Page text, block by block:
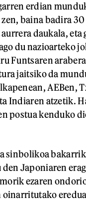
erdian
baina badira
aurrera daukala, eta
du nazioarteko
Funtsaren
jaitsiko da
AEBen,
Indiaren atzetik.
postua kenduko
sinbolikoa
Japoniaren
ezaren
oinarritutako